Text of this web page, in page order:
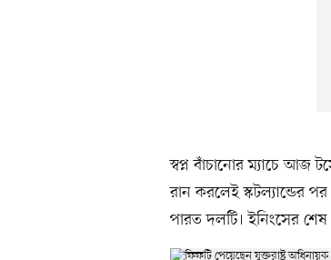
স্বপ্ন বাঁচানোর ম্যাচে আজ
রান করলেই স্কটল্যান্ডের
পারত দলটি। ইনিংসের শেষ